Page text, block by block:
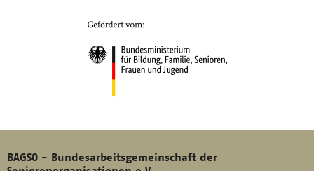
BAGSO - Bundesarbeitsgemeinschaft der